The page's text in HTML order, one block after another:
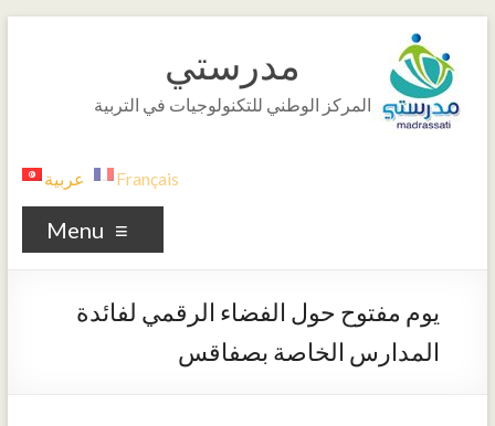
مدرستي
المركز الوطني للتكنولوجيات في التربية
Français عربية
Menu
يوم مفتوح حول الفضاء الرقمي لفائدة
المدارس الخاصة بصفاقس